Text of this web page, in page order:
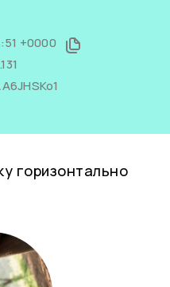
+0000
горизонтально